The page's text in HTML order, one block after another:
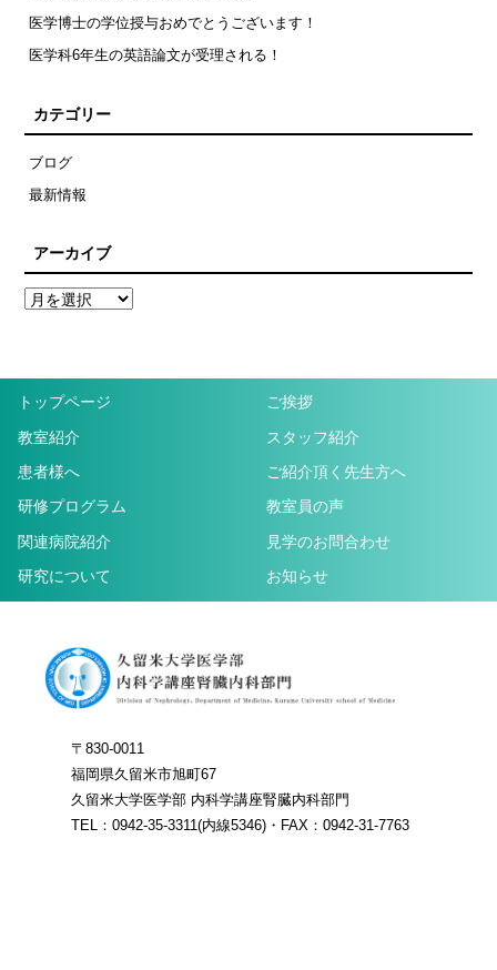
医学博士の学位授与おめでとうございます！
医学科6年生の英語論文が受理される！
カテゴリー
ブログ
最新情報
アーカイブ
トップページ
ご挨拶
教室紹介
スタッフ紹介
患者様へ
ご紹介頂く先生方へ
研修プログラム
教室員の声
関連病院紹介
見学のお問合わせ
研究について
お知らせ
〒830-0011
福岡県久留米市旭町67
久留米大学医学部 内科学講座腎臓内科部門
TEL：0942-35-3311(内線5346)・FAX：0942-31-7763